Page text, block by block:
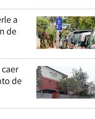
a
de
de